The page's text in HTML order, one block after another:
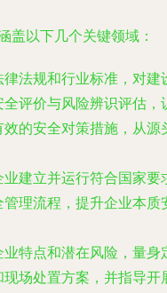
盖以下几个关键领域：
律法规和行业标准，对建
评价与风险辨识评估，
的安全对策措施，从源
业建立并运行符合国家要
理流程，提升企业本质
业特点和潜在风险，量身
场处置方案，并指导开